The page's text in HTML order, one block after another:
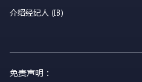
介绍经纪人 (IB)
免责声明：